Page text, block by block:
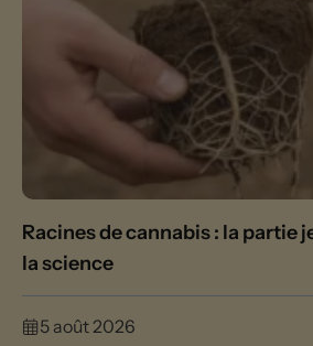
Racines de cannabis : la partie
la science
5 août 2026